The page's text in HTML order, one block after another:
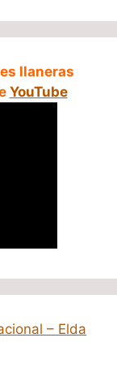
llaneras
YouTube
– Elda